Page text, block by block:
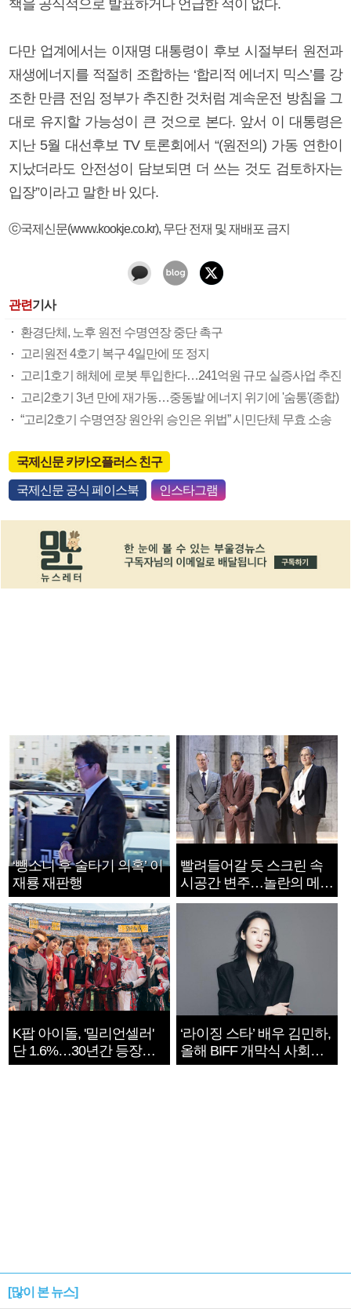
책을 공식적으로 발표하거나 언급한 적이 없다.
다만 업계에서는 이재명 대통령이 후보 시절부터 원전과
재생에너지를 적절히 조합하는 ‘합리적 에너지 믹스’를 강
조한 만큼 전임 정부가 추진한 것처럼 계속운전 방침을 그
대로 유지할 가능성이 큰 것으로 본다. 앞서 이 대통령은
지난 5월 대선후보 TV 토론회에서 “(원전의) 가동 연한이
지났더라도 안전성이 담보되면 더 쓰는 것도 검토하자는
입장”이라고 말한 바 있다.
ⓒ국제신문(www.kookje.co.kr), 무단 전재 및 재배포 금지
관련기사
환경단체, 노후 원전 수명연장 중단 촉구
고리원전 4호기 복구 4일만에 또 정지
고리1호기 해체에 로봇 투입한다…241억원 규모 실증사업 추진
고리2호기 3년 만에 재가동…중동발 에너지 위기에 '숨통'(종합)
“고리2호기 수명연장 원안위 승인은 위법” 시민단체 무효 소송
국제신문 카카오플러스 친구
국제신문 공식 페이스북 인스타그램
‘뺑소니 후 술타기 의혹’ 이
재룡 재판행
빨려들어갈 듯 스크린 속
시공간 변주…놀란의 메시
지는 ‘전쟁 속죄’
K팝 아이돌, '밀리언셀러'
단 1.6%…30년간 등장
1182개팀 전수조사
‘라이징 스타’ 배우 김민하,
올해 BIFF 개막식 사회자
확정
[많이 본 뉴스]